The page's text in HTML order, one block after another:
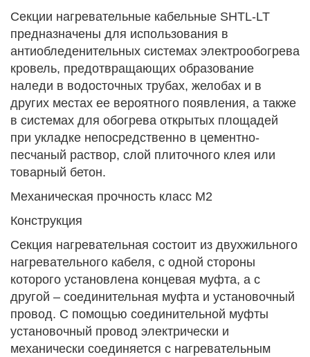
Секции нагревательные кабельные SHTL-LT
предназначены для использования в
антиобледенительных системах электрообогрева
кровель, предотвращающих образование
наледи в водосточных трубах, желобах и в
других местах ее вероятного появления, а также
в системах для обогрева открытых площадей
при укладке непосредственно в цементно-
песчаный раствор, слой плиточного клея или
товарный бетон.
Механическая прочность класс М2
Конструкция
Секция нагревательная состоит из двухжильного
нагревательного кабеля, с одной стороны
которого установлена концевая муфта, а с
другой – соединительная муфта и установочный
провод. С помощью соединительной муфты
установочный провод электрически и
механически соединяется с нагревательным